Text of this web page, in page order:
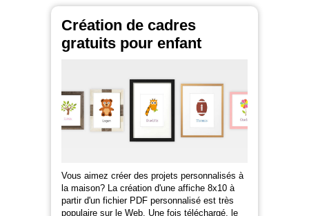
Création de cadres
gratuits pour enfant
Vous aimez créer des projets personnalisés à
la maison? La création d'une affiche 8x10 à
partir d'un fichier PDF personnalisé est très
populaire sur le Web. Une fois téléchargé, le